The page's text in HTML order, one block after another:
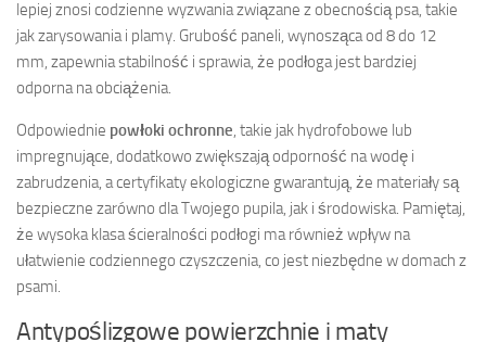
lepiej znosi codzienne wyzwania związane z obecnością psa, takie
jak zarysowania i plamy. Grubość paneli, wynosząca od 8 do 12
mm, zapewnia stabilność i sprawia, że podłoga jest bardziej
odporna na obciążenia.
Odpowiednie powłoki ochronne, takie jak hydrofobowe lub
impregnujące, dodatkowo zwiększają odporność na wodę i
zabrudzenia, a certyfikaty ekologiczne gwarantują, że materiały są
bezpieczne zarówno dla Twojego pupila, jak i środowiska. Pamiętaj,
że wysoka klasa ścieralności podłogi ma również wpływ na
ułatwienie codziennego czyszczenia, co jest niezbędne w domach z
psami.
Antypoślizgowe powierzchnie i maty